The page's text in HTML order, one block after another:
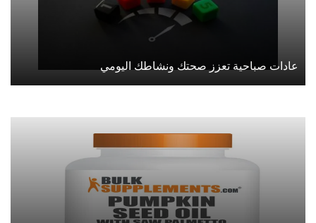
عادات صباحية تعزز صحتك ونشاطك اليومي